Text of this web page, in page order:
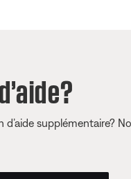
d’aide supplémentaire?